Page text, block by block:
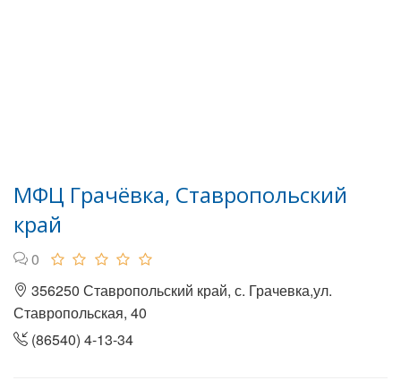
МФЦ Грачёвка, Ставропольский
край
0
356250 Ставропольский край, с. Грачевка,ул.
Ставропольская, 40
(86540) 4-13-34